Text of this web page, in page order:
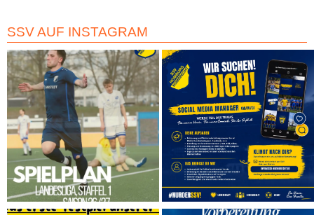
SSV AUF INSTAGRAM